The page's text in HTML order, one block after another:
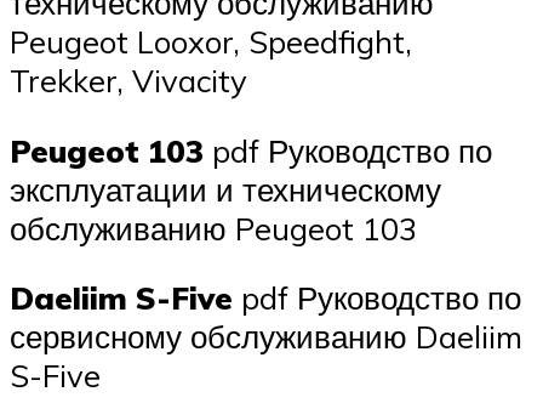
Peugeot Looxor, Speedfight,
Trekker, Vivacity
Peugeot 103 pdf Руководство по
эксплуатации и техническому
обслуживанию Peugeot 103
Daeliim S-Five pdf Руководство по
сервисному обслуживанию Daeliim
S-Five